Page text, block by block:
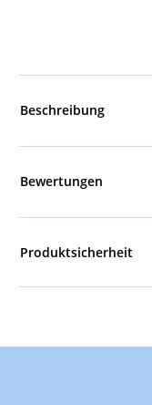
Beschreibung
Bewertungen
Produktsicherheit